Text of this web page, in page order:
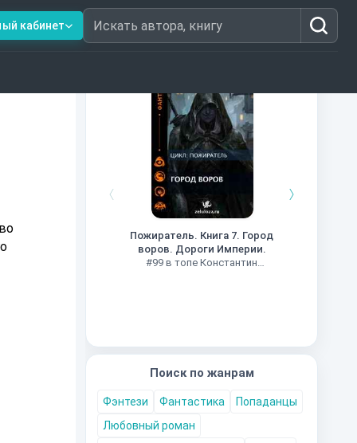
кабинет Искать автора, книгу
Книги из топ-100
Пожиратель. Книга 7. Город
воров. Дороги Империи.
#99 в топе Константин
Поиск по жанрам
Фэнтези Фантастика
Попаданцы
Любовный роман